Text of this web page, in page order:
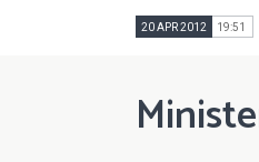
20 APR 2012 19:51